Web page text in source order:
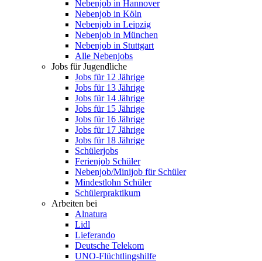
Nebenjob in Hannover
Nebenjob in Köln
Nebenjob in Leipzig
Nebenjob in München
Nebenjob in Stuttgart
Alle Nebenjobs
Jobs für Jugendliche
Jobs für 12 Jährige
Jobs für 13 Jährige
Jobs für 14 Jährige
Jobs für 15 Jährige
Jobs für 16 Jährige
Jobs für 17 Jährige
Jobs für 18 Jährige
Schülerjobs
Ferienjob Schüler
Nebenjob/Minijob für Schüler
Mindestlohn Schüler
Schülerpraktikum
Arbeiten bei
Alnatura
Lidl
Lieferando
Deutsche Telekom
UNO-Flüchtlingshilfe